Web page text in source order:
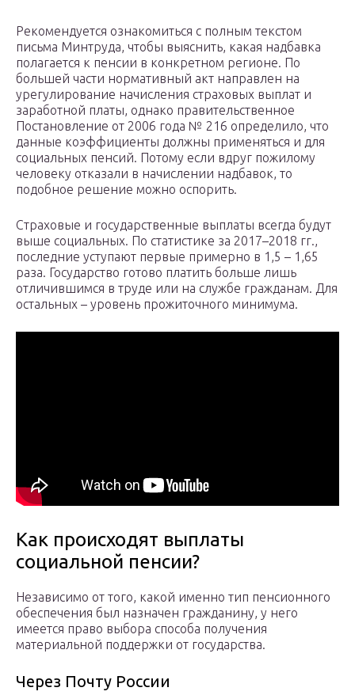
Рекомендуется ознакомиться с полным текстом
письма Минтруда, чтобы выяснить, какая надбавка
полагается к пенсии в конкретном регионе. По
большей части нормативный акт направлен на
урегулирование начисления страховых выплат и
заработной платы, однако правительственное
Постановление от 2006 года № 216 определило, что
данные коэффициенты должны применяться и для
социальных пенсий. Потому если вдруг пожилому
человеку отказали в начислении надбавок, то
подобное решение можно оспорить.
Страховые и государственные выплаты всегда будут
выше социальных. По статистике за 2017–2018 гг.,
последние уступают первые примерно в 1,5 – 1,65
раза. Государство готово платить больше лишь
отличившимся в труде или на службе гражданам. Для
остальных – уровень прожиточного минимума.
Как происходят выплаты
социальной пенсии?
Независимо от того, какой именно тип пенсионного
обеспечения был назначен гражданину, у него
имеется право выбора способа получения
материальной поддержки от государства.
Через Почту России